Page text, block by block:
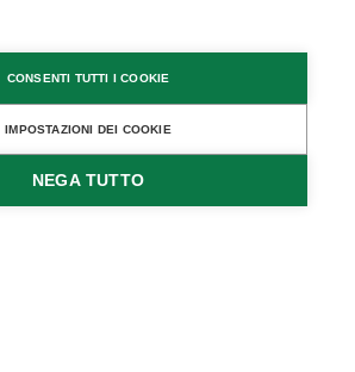
DIRETTAMENTE
CONSENTI TUTTI I COOKIE
IMPOSTAZIONI DEI COOKIE
NEGA TUTTO